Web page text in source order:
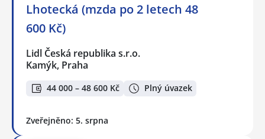
Lhotecká (mzda po 2 letech 48
600 Kč)
Lidl Česká republika s.r.o.
Kamýk, Praha
44 000 – 48 600 Kč Plný úvazek
Zveřejněno: 5. srpna